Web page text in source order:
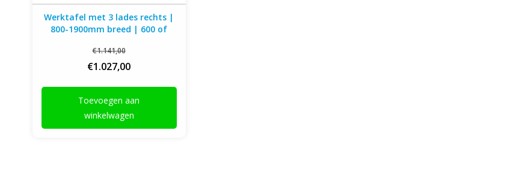
Werktafel met 3 lades rechts |
800-1900mm breed | 600 of
€1.141,00
€1.027,00
Toevoegen aan
winkelwagen